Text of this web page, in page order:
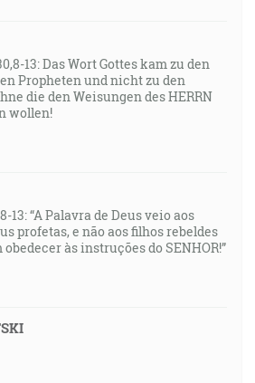
13: Das Wort Gottes kam zu den
Propheten und nicht zu den
die den Weisungen des HERRN
wollen!
13: “A Palavra de Deus veio aos
profetas, e não aos filhos rebeldes
às instruções do SENHOR!”